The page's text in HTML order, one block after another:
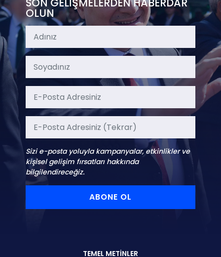
OLUN
Sizi e-posta yoluyla kampanyalar, etkinlikler ve
kişisel gelişim fırsatları hakkında
bilgilendireceğiz.
ABONE OL
TEMEL METİNLER